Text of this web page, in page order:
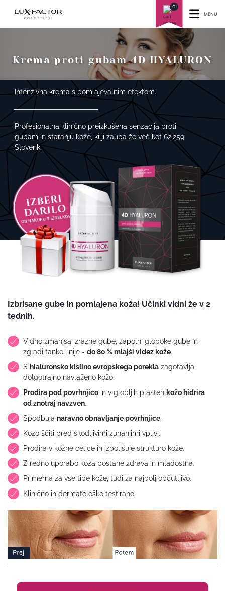
0
MENU
Krema proti gubam 4D HYALURON
Intenzivna krema s pomlajevalnim efektom.
Profesionalna klinično preizkušena senzacija proti
gubam in staranju kože, ki ji zaupa že več kot 62.259
Slovenk.
Izbrisane gube in pomlajena koža! Učinki vidni že v 2
tednih.
Vidno zmanjša izrazne gube, zapolni globoke gube in
zgladi tanke linije - do 80 % mlajši videz kože.
S hialuronsko kislino evropskega poreklazagotavlja
dolgotrajno navlaženo kožo.
Prodira pod povrhnjicoin v globljih plasteh kožo hidrira
od znotraj navzven.
Spodbuja naravno obnavljanje povrhnjice.
Kožo ščiti pred škodljivimi zunanjimi vplivi.
Prodira v kožne celice in izboljšuje strukturo kože.
Z redno uporabo koža postane zdrava in mladostna.
Primerna za vse tipe kože, tudi za najbolj občutljivo.
Klinično in dermatološko testirano.